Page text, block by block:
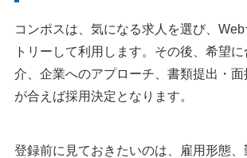
コンポスは、気になる求人を選び、
トリーして利用します。その後、希望
介、企業へのアプローチ、書類提出・
が合えば採用決定となります。
登録前に見ておきたいのは、雇用形態